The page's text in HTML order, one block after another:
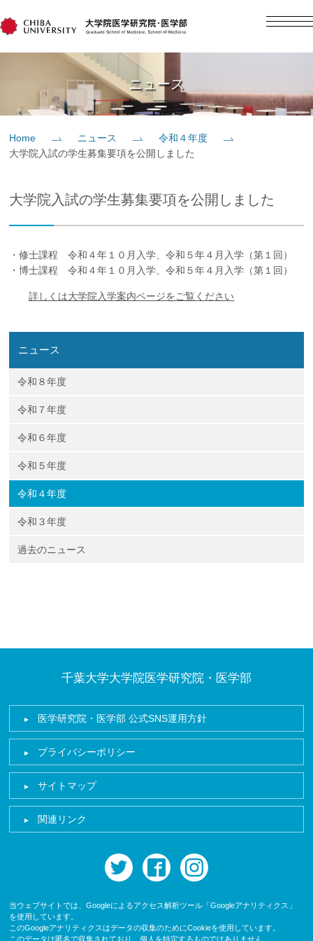
日本語
研究
入学案内
社会貢献
ニュース
Home ニュース
令和４年度
大学院入試の学生募集要項を公開しました
大学院入試の学生募集要項を公開しました
・修士課程 令和４年１０月入学、令和５年４月入学（第１回）
・博士課程 令和４年１０月入学、令和５年４月入学（第１回）
詳しくは大学院入学案内ページをご覧ください
ニュース
令和８年度
令和７年度
令和６年度
令和５年度
令和４年度
令和３年度
過去のニュース
千葉大学大学院医学研究院・医学部
医学研究院・医学部 公式SNS運用方針
プライバシーポリシー
サイトマップ
関連リンク
twitter facebook
当ウェブサイトでは、Googleによるアクセス解析ツール「Googleアナリティクス」
を使用しています。
このGoogleアナリティクスはデータの収集のためにCookieを使用しています。
このデータは匿名で収集されており、個人を特定するものではありません。